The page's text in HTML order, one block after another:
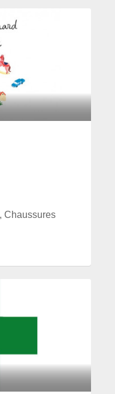
Chaussures